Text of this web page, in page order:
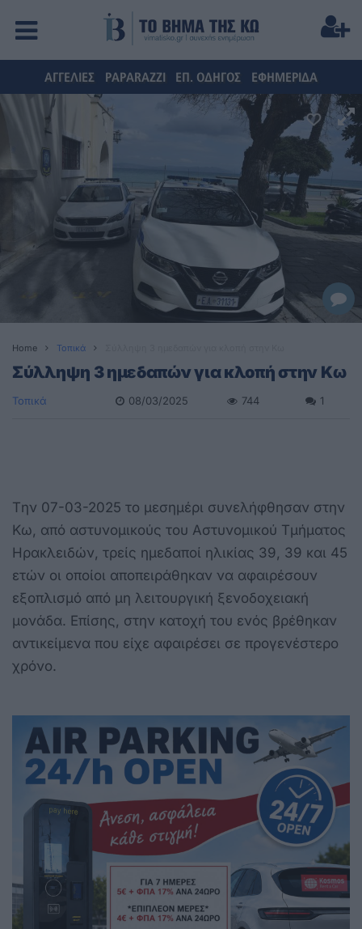
ΑΓΓΕΛΙΕΣ PAPARAZZI ΕΠ. ΟΔΗΓΟΣ ΕΦΗΜΕΡΙΔΑ
Home Τοπικά
Σύλληψη 3 ημεδαπών για κλοπή στην Κω
Τοπικά 08/03/2025 744 1
Tην 07-03-2025 το μεσημέρι συνελήφθησαν στην
Κω, από αστυνομικούς του Αστυνομικού Τμήματος
Ηρακλειδών, τρείς ημεδαποί ηλικίας 39, 39 και 45
ετών οι οποίοι αποπειράθηκαν να αφαιρέσουν
εξοπλισμό από μη λειτουργική ξενοδοχειακή
μονάδα. Επίσης, στην κατοχή του ενός βρέθηκαν
αντικείμενα που είχε αφαιρέσει σε προγενέστερο
χρόνο.